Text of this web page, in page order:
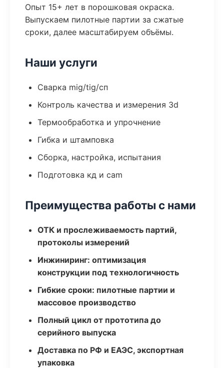
Опыт 15+ лет в порошковая окраска.
Выпускаем пилотные партии за сжатые
сроки, далее масштабируем объёмы.
Наши услуги
Сварка mig/tig/сп
Контроль качества и измерения 3d
Термообработка и упрочнение
Гибка и штамповка
Сборка, настройка, испытания
Подготовка кд и cam
Преимущества работы с нами
ОТК и прослеживаемость партий,
протоколы измерений
Инжиниринг: оптимизация
конструкции под технологичность
Гибкие сроки: пилотные партии и
массовое производство
Полный цикл от прототипа до
серийного выпуска
Доставка по РФ и ЕАЭС, экспортная
упаковка